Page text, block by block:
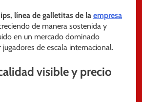
línea de galletitas de la empresa
de manera sostenida y
en un mercado dominado
de escala internacional.
visible y precio